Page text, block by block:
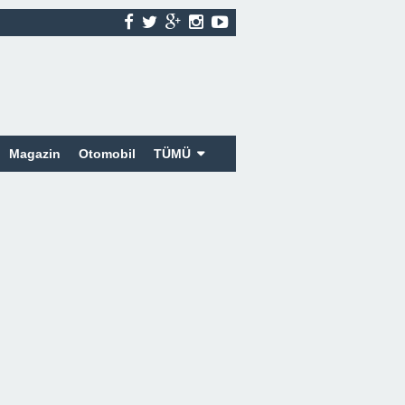
Magazin Otomobil TÜMÜ